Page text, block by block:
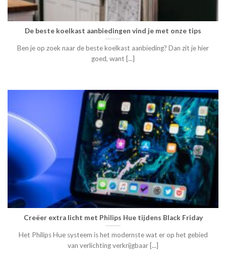
De beste koelkast aanbiedingen vind je met onze tips
Ben je op zoek naar de beste koelkast aanbieding? Dan zit je hier
goed, want [...]
Creëer extra licht met Philips Hue tijdens Black Friday
Het Philips Hue systeem is het modernste wat er op het gebied
van verlichting verkrijgbaar [...]